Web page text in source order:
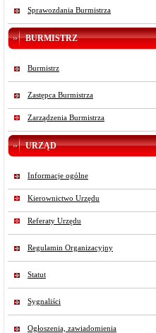
Sprawozdania Burmistrza
BURMISTRZ
Burmistrz
Zastępca Burmistrza
Zarządzenia Burmistrza
URZĄD
Informacje ogólne
Kierownictwo Urzędu
Referaty Urzędu
Regulamin Organizacyjny
Statut
Sygnaliści
Ogłoszenia, zawiadomienia